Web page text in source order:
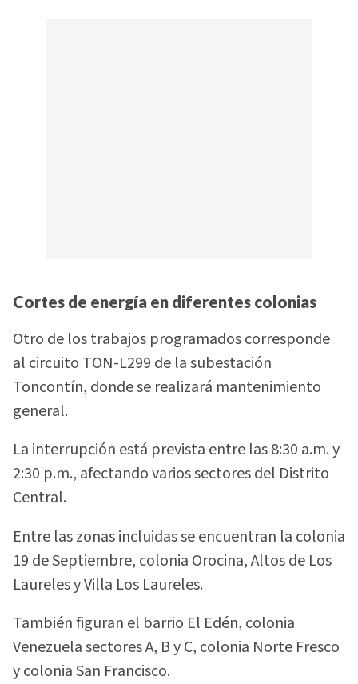
Cortes de energía en diferentes colonias
Otro de los trabajos programados corresponde
al circuito TON-L299 de la subestación
Toncontín, donde se realizará mantenimiento
general.
La interrupción está prevista entre las 8:30 a.m. y
2:30 p.m., afectando varios sectores del Distrito
Central.
Entre las zonas incluidas se encuentran la colonia
19 de Septiembre, colonia Orocina, Altos de Los
Laureles y Villa Los Laureles.
También figuran el barrio El Edén, colonia
Venezuela sectores A, B y C, colonia Norte Fresco
y colonia San Francisco.